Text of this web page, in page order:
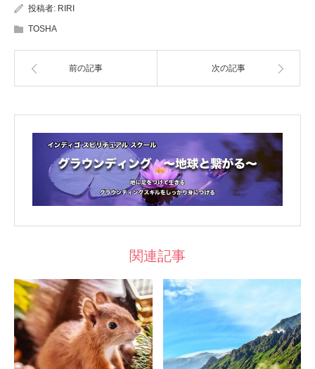
投稿者: RIRI
TOSHA
前の記事 次の記事
関連記事